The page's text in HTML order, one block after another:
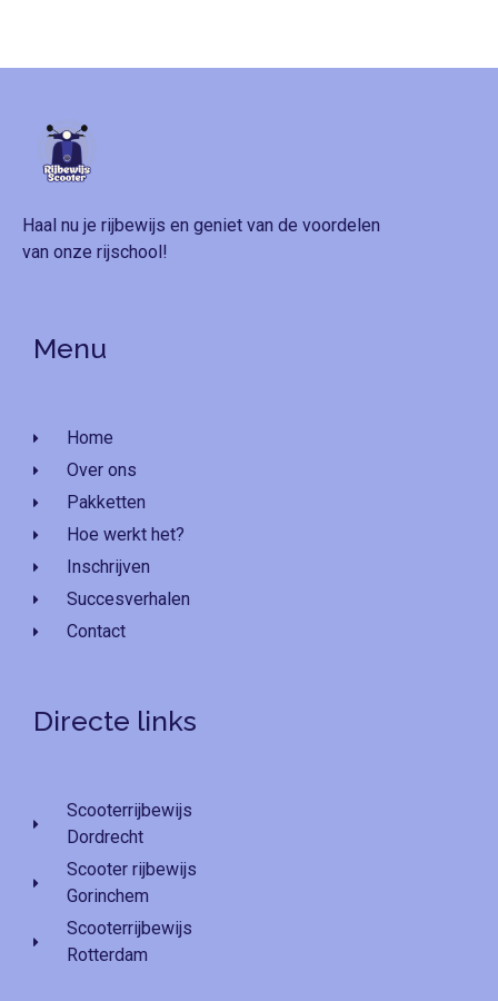
Haal nu je rijbewijs en geniet van de voordelen
van onze rijschool!
Menu
Home
Over ons
Pakketten
Hoe werkt het?
Inschrijven
Succesverhalen
Contact
Directe links
Scooterrijbewijs
Dordrecht
Scooter rijbewijs
Gorinchem
Scooterrijbewijs
Rotterdam